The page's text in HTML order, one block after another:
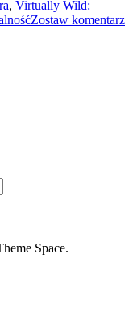
, Virtually Wild:
Zostaw komentarz
Space.